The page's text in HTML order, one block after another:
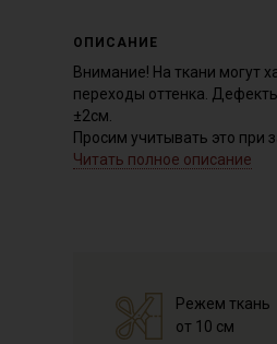
ОПИСАНИЕ
Внимание! На ткани могут
переходы оттенка.
±2см.
Просим учитывать это при
Дает усадку до 5-7%
высушите в 1 слой и
Читать полное описание
Режем ткань
от 10 см